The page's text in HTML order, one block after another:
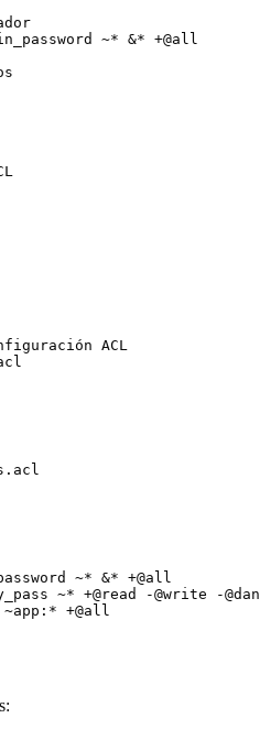
~* &* +@all
ACL
~* &* +@all
~* +@read -@write -